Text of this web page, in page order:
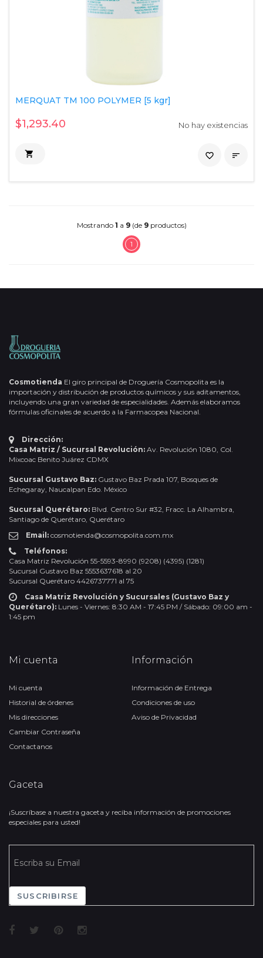
MERQUAT TM 100 POLYMER [5 kgr]
$1,293.40 No hay existencias
 
favorite_border
Mostrando 1 a 9(de 9productos)
1
Cosmotienda El giro principal de Droguería Cosmopolita es la
importación y distribución de productos químicos y sus aditamentos,
incluyendo una gran variedad de especialidades. Además elaboramos
fórmulas oficinales de acuerdo a la Farmacopea Nacional.
Dirección:
Casa Matriz / Sucursal Revolución: Av. Revolución 1080, Col.
Mixcoac Benito Juárez CDMX
Sucursal Gustavo Baz: Gustavo Baz Prada 107, Bosques de
Echegaray, Naucalpan Edo. México
Sucursal Querétaro: Blvd. Centro Sur #32, Fracc. La Alhambra,
Santiago de Querétaro, Querétaro
Email: cosmotienda@cosmopolita.com.mx
Teléfonos:
Casa Matriz Revolución 55-5593-8990 (9208) (4395) (1281)
Sucursal Gustavo Baz 5553637618 al 20
Sucursal Querétaro 4426737771 al 75
Casa Matriz Revolución y Sucursales (Gustavo Baz y
Querétaro): Lunes - Viernes: 8:30 AM - 17:45 PM / Sábado: 09:00 am -
1:45 pm
Mi cuenta
Mi cuenta
Historial de órdenes
Mis direcciones
Cambiar Contraseña
Contactanos
Información
Información de Entrega
Condiciones de uso
Aviso de Privacidad
Gaceta
¡Suscríbase a nuestra gaceta y reciba información de promociones
especiales para usted!
SUSCRIBIRSE